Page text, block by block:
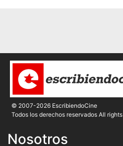
© 2007-2026 EscribiendoCine
Todos los derechos reservados All
Nosotros